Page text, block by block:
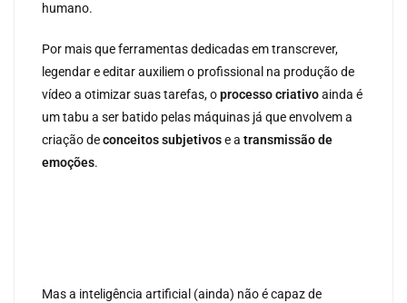
humano.
Por mais que ferramentas dedicadas em transcrever,
legendar e editar auxiliem o profissional na produção de
vídeo a otimizar suas tarefas, oprocesso criativoainda é
um tabu a ser batido pelas máquinas já que envolvem a
criação deconceitos subjetivose a transmissão de
emoções.
Mas a inteligência artificial (ainda) não é capaz de